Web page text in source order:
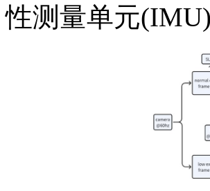
性测量单元